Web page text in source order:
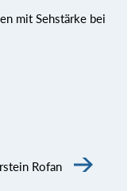
mit Sehstärke bei
Rofan